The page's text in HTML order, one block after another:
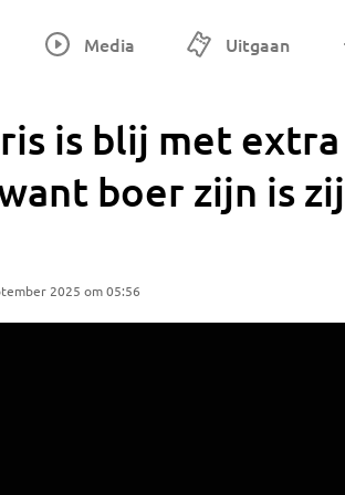
Media Uitgaan
is blij met
boer zijn is
2025 om 05:56